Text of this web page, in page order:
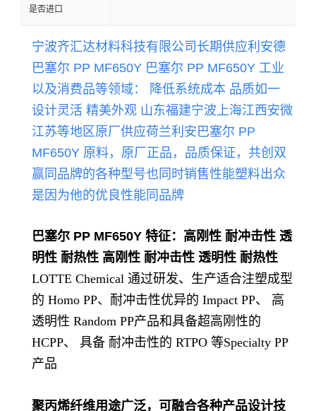
是否进口
宁波齐汇达材料科技有限公司长期供应利安德
巴塞尔 PP MF650Y 巴塞尔 PP MF650Y 工业
以及消费品等领域： 降低系统成本 品质如一
设计灵活 精美外观 山东福建宁波上海江西安微
江苏等地区原厂供应荷兰利 安巴塞尔 PP
MF650Y 原料，原厂正品，品质保证，共创双
赢 同品牌的各种型号也同时销售性能塑料出众
是因为他的优良性能同品牌
巴塞尔 PP MF650Y 特征：高刚性 耐冲击性 透
明性 耐热性 高刚性 耐冲击性 透明性 耐热性
LOTTE Chemical 通过研发、生产适合注塑成型
的 Homo PP、耐冲击性优异的 Impact PP、 高
透明性 Random PP产品和具备超高刚性的
HCPP、 具备 耐冲击性的 RTPO 等Specialty PP
产品
聚丙烯纤维用途广泛，可融合各种产品设计技